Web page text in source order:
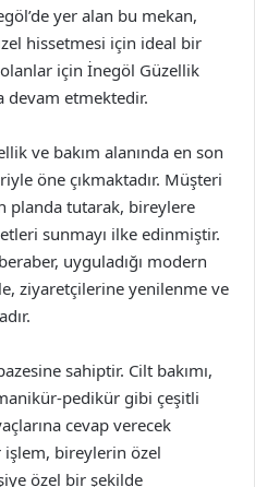
yer alan bu mekan,
hissetmesi için ideal bir
olanlar için İnegöl Güzellik
devam etmektedir.
ve bakım alanında en son
öne çıkmaktadır. Müşteri
planda tutarak, bireylere
sunmayı ilke edinmiştir.
uyguladığı modern
ziyaretçilerine yenilenme ve
sahiptir. Cilt bakımı,
pedikür gibi çeşitli
cevap verecek
işlem, bireylerin özel
özel bir şekilde